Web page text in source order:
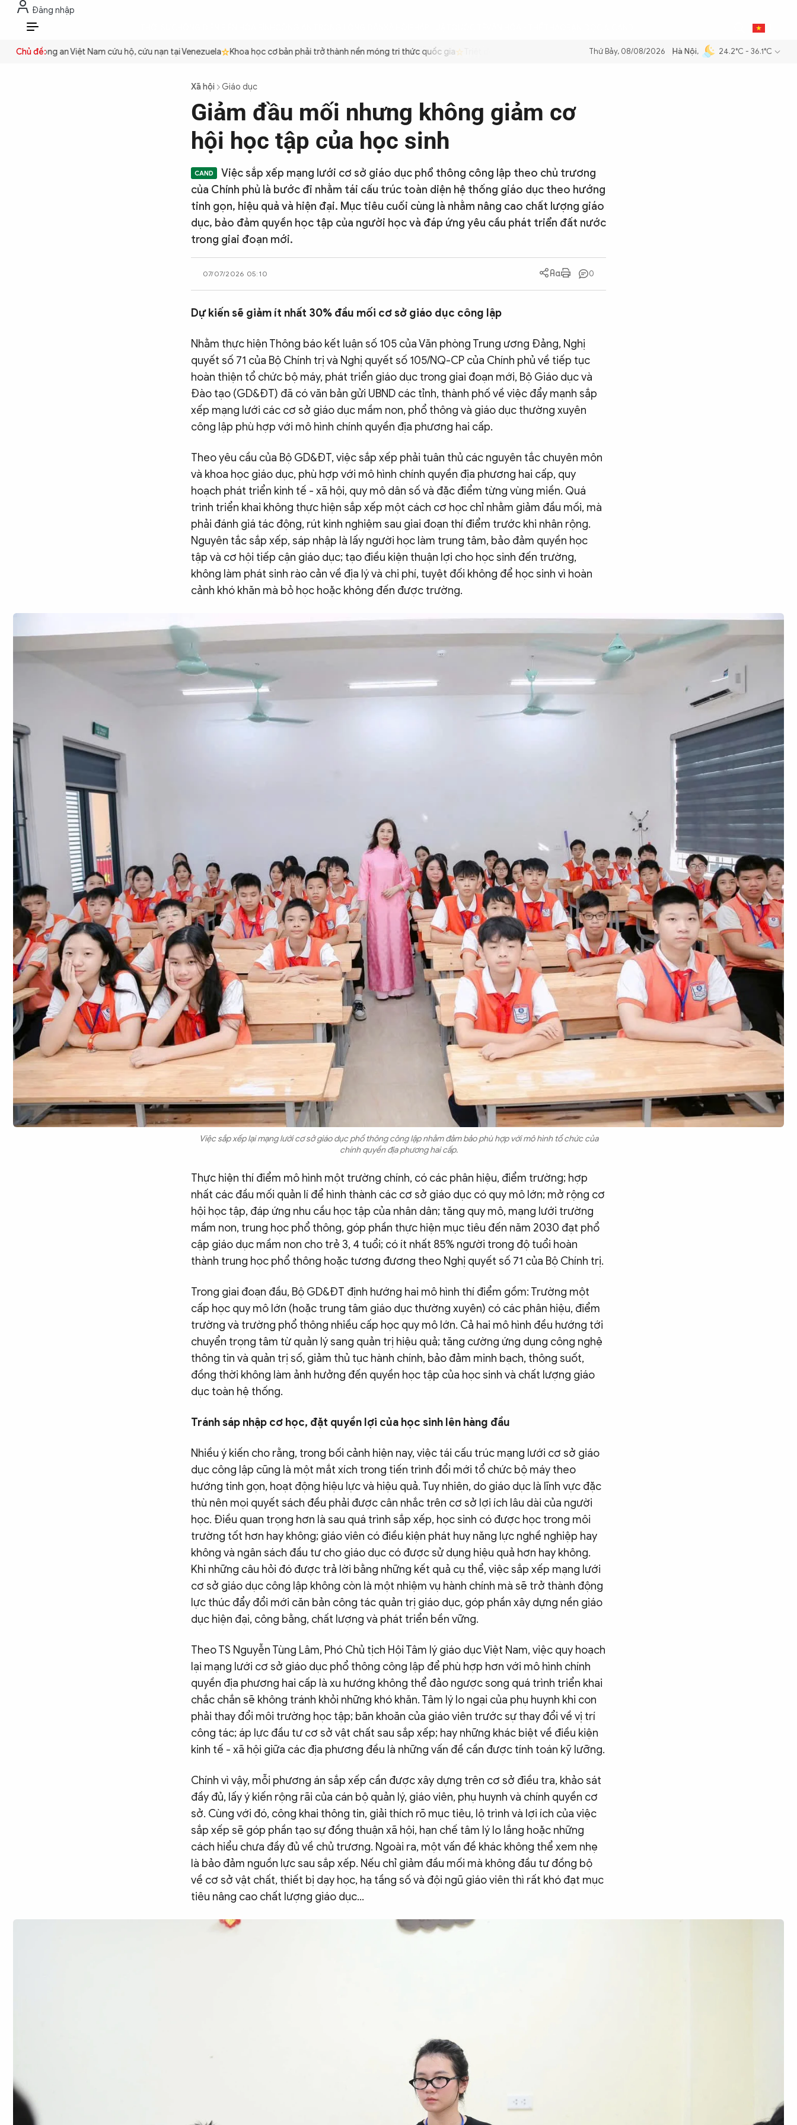
Đăng nhập
VI
Chủ đề:
Công an Việt Nam cứu hộ, cứu nạn tại Venezuela Khoa học cơ bản phải trở thành nền móng tri thức quốc gia Triệt để tiết kiệm xăng dầu để đảm bảo an ninh năng lượng quốc gia Thực hiện Nghị
Thứ Bảy, 08/08/2026 Hà Nội, 24.2°C - 36.1°C
Xã hội Giáo dục
Giảm đầu mối nhưng không giảm cơ
hội học tập của học sinh
Việc sắp xếp mạng lưới cơ sở giáo dục phổ thông công lập theo chủ trương
của Chính phủ là bước đi nhằm tái cấu trúc toàn diện hệ thống giáo dục theo hướng
tinh gọn, hiệu quả và hiện đại. Mục tiêu cuối cùng là nhằm nâng cao chất lượng giáo
dục, bảo đảm quyền học tập của người học và đáp ứng yêu cầu phát triển đất nước
trong giai đoạn mới.
07/07/2026 05:10 0
Dự kiến sẽ giảm ít nhất 30% đầu mối cơ sở giáo dục công lập
Nhằm thực hiện Thông báo kết luận số 105 của Văn phòng Trung ương Đảng, Nghị
quyết số 71 của Bộ Chính trị và Nghị quyết số 105/NQ-CP của Chính phủ về tiếp tục
hoàn thiện tổ chức bộ máy, phát triển giáo dục trong giai đoạn mới, Bộ Giáo dục và
Đào tạo (GD&ĐT) đã có văn bản gửi UBND các tỉnh, thành phố về việc đẩy mạnh sắp
xếp mạng lưới các cơ sở giáo dục mầm non, phổ thông và giáo dục thường xuyên
công lập phù hợp với mô hình chính quyền địa phương hai cấp.
Theo yêu cầu của Bộ GD&ĐT, việc sắp xếp phải tuân thủ các nguyên tắc chuyên môn
và khoa học giáo dục, phù hợp với mô hình chính quyền địa phương hai cấp, quy
hoạch phát triển kinh tế - xã hội, quy mô dân số và đặc điểm từng vùng miền. Quá
trình triển khai không thực hiện sắp xếp một cách cơ học chỉ nhằm giảm đầu mối, mà
phải đánh giá tác động, rút kinh nghiệm sau giai đoạn thí điểm trước khi nhân rộng.
Nguyên tắc sắp xếp, sáp nhập là lấy người học làm trung tâm, bảo đảm quyền học
tập và cơ hội tiếp cận giáo dục; tạo điều kiện thuận lợi cho học sinh đến trường,
không làm phát sinh rào cản về địa lý và chi phí, tuyệt đối không để học sinh vì hoàn
cảnh khó khăn mà bỏ học hoặc không đến được trường.
Việc sắp xếp lại mạng lưới cơ sở giáo dục phổ thông công lập nhằm đảm bảo phù hợp với mô hình tổ chức của
chính quyền địa phương hai cấp.
Thực hiện thí điểm mô hình một trường chính, có các phân hiệu, điểm trường; hợp
nhất các đầu mối quản lí để hình thành các cơ sở giáo dục có quy mô lớn; mở rộng cơ
hội học tập, đáp ứng nhu cầu học tập của nhân dân; tăng quy mô, mạng lưới trường
mầm non, trung học phổ thông, góp phần thực hiện mục tiêu đến năm 2030 đạt phổ
cập giáo dục mầm non cho trẻ 3, 4 tuổi; có ít nhất 85% người trong độ tuổi hoàn
thành trung học phổ thông hoặc tương đương theo Nghị quyết số 71 của Bộ Chính trị.
Trong giai đoạn đầu, Bộ GD&ĐT định hướng hai mô hình thí điểm gồm: Trường một
cấp học quy mô lớn (hoặc trung tâm giáo dục thường xuyên) có các phân hiệu, điểm
trường và trường phổ thông nhiều cấp học quy mô lớn. Cả hai mô hình đều hướng tới
chuyển trọng tâm từ quản lý sang quản trị hiệu quả; tăng cường ứng dụng công nghệ
thông tin và quản trị số, giảm thủ tục hành chính, bảo đảm minh bạch, thông suốt,
đồng thời không làm ảnh hưởng đến quyền học tập của học sinh và chất lượng giáo
dục toàn hệ thống.
Tránh sáp nhập cơ học, đặt quyền lợi của học sinh lên hàng đầu
Nhiều ý kiến cho rằng, trong bối cảnh hiện nay, việc tái cấu trúc mạng lưới cơ sở giáo
dục công lập cũng là một mắt xích trong tiến trình đổi mới tổ chức bộ máy theo
hướng tinh gọn, hoạt động hiệu lực và hiệu quả. Tuy nhiên, do giáo dục là lĩnh vực đặc
thù nên mọi quyết sách đều phải được cân nhắc trên cơ sở lợi ích lâu dài của người
học. Điều quan trọng hơn là sau quá trình sắp xếp, học sinh có được học trong môi
trường tốt hơn hay không; giáo viên có điều kiện phát huy năng lực nghề nghiệp hay
không và ngân sách đầu tư cho giáo dục có được sử dụng hiệu quả hơn hay không.
Khi những câu hỏi đó được trả lời bằng những kết quả cụ thể, việc sắp xếp mạng lưới
cơ sở giáo dục công lập không còn là một nhiệm vụ hành chính mà sẽ trở thành động
lực thúc đẩy đổi mới căn bản công tác quản trị giáo dục, góp phần xây dựng nền giáo
dục hiện đại, công bằng, chất lượng và phát triển bền vững.
Theo TS Nguyễn Tùng Lâm, Phó Chủ tịch Hội Tâm lý giáo dục Việt Nam, việc quy hoạch
lại mạng lưới cơ sở giáo dục phổ thông công lập để phù hợp hơn với mô hình chính
quyền địa phương hai cấp là xu hướng không thể đảo ngược song quá trình triển khai
chắc chắn sẽ không tránh khỏi những khó khăn. Tâm lý lo ngại của phụ huynh khi con
phải thay đổi môi trường học tập; băn khoăn của giáo viên trước sự thay đổi về vị trí
công tác; áp lực đầu tư cơ sở vật chất sau sắp xếp; hay những khác biệt về điều kiện
kinh tế - xã hội giữa các địa phương đều là những vấn đề cần được tính toán kỹ lưỡng.
Chính vì vậy, mỗi phương án sắp xếp cần được xây dựng trên cơ sở điều tra, khảo sát
đầy đủ, lấy ý kiến rộng rãi của cán bộ quản lý, giáo viên, phụ huynh và chính quyền cơ
sở. Cùng với đó, công khai thông tin, giải thích rõ mục tiêu, lộ trình và lợi ích của việc
sắp xếp sẽ góp phần tạo sự đồng thuận xã hội, hạn chế tâm lý lo lắng hoặc những
cách hiểu chưa đầy đủ về chủ trương. Ngoài ra, một vấn đề khác không thể xem nhẹ
là bảo đảm nguồn lực sau sắp xếp. Nếu chỉ giảm đầu mối mà không đầu tư đồng bộ
về cơ sở vật chất, thiết bị dạy học, hạ tầng số và đội ngũ giáo viên thì rất khó đạt mục
tiêu nâng cao chất lượng giáo dục…